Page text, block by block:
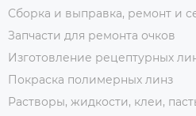
Сборка и выправка, ремонт и
Запчасти для ремонта очков
Изготовление рецептурных
Покраска полимерных линз
Растворы, жидкости, клеи,